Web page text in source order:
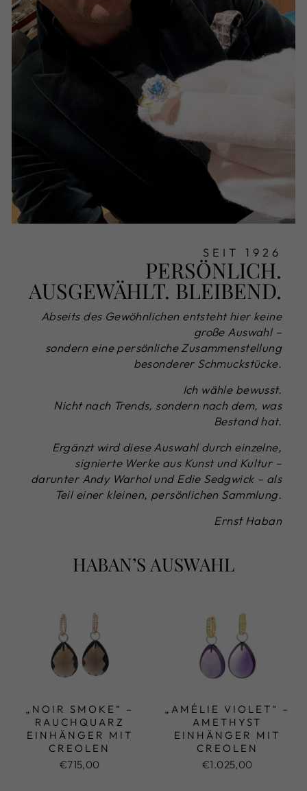
SEIT 1926
PERSÖNLICH.
AUSGEWÄHLT. BLEIBEND.
Abseits des Gewöhnlichen entsteht hier keine
große Auswahl –
sondern eine persönliche Zusammenstellung
besonderer Schmuckstücke.
Ich wähle bewusst.
Nicht nach Trends, sondern nach dem, was
Bestand hat.
Ergänzt wird diese Auswahl durch einzelne,
signierte Werke aus Kunst und Kultur –
darunter Andy Warhol und Edie Sedgwick – als
Teil einer kleinen, persönlichen Sammlung.
Ernst Haban
HABAN’S AUSWAHL
„NOIR SMOKE“ –
RAUCHQUARZ
EINHÄNGER MIT
CREOLEN
€715,00
„AMÉLIE VIOLET“ –
AMETHYST
EINHÄNGER MIT
CREOLEN
€1.025,00